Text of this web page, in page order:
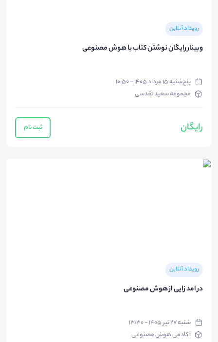
رویداد آنلاین
وبینار رایگان نوشتن کتاب با هوش مصنوعی
پنج‌شنبه ۱۵ مرداد ۱۴۰۵ - ۱۰:۵۰
مجموعه سعید تقدسی
رایگان ثبت نام
رویداد آنلاین
در امد زایی از هوش مصنوعی
شنبه ۲۷ تیر ۱۴۰۵ - ۱۳:۳۰
آکادمی هوش مصنوعی